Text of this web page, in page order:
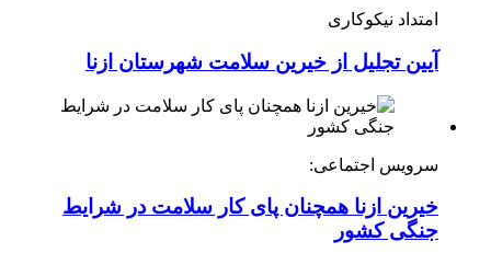
امتداد نیکوکاری
آیین تجلیل از خیرین سلامت شهرستان ازنا
سرویس اجتماعی:
خیرین ازنا همچنان پای کار سلامت در شرایط
جنگی کشور